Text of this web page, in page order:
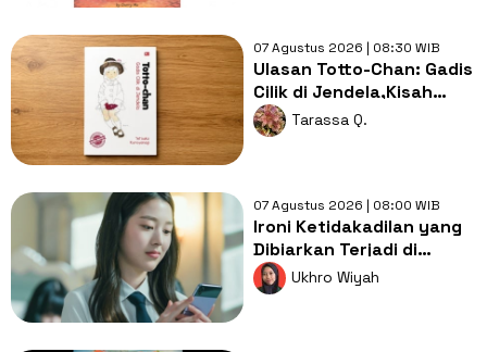
07 Agustus 2026 | 08:30 WIB
Ulasan Totto-Chan: Gadis
Cilik di Jendela,Kisah
Pendidikan yang
Membebaskan
Tarassa Q.
07 Agustus 2026 | 08:00 WIB
Ironi Ketidakadilan yang
Dibiarkan Terjadi di
Drama Pyramid Game
Ukhro Wiyah